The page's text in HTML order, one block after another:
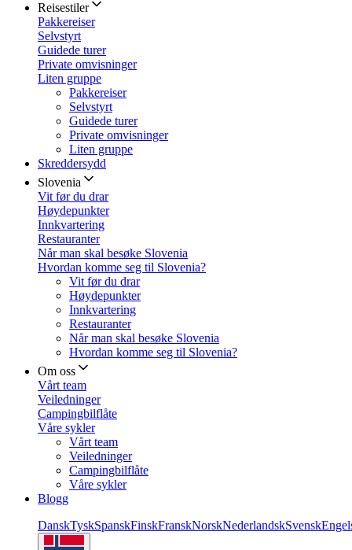
Reisestiler
Pakkereiser
Selvstyrt
Guidede turer
Private omvisninger
Liten gruppe
Pakkereiser
Selvstyrt
Guidede turer
Private omvisninger
Liten gruppe
Skreddersydd
Slovenia
Vit før du drar
Høydepunkter
Innkvartering
Restauranter
Når man skal besøke Slovenia
Hvordan komme seg til Slovenia?
Vit før du drar
Høydepunkter
Innkvartering
Restauranter
Når man skal besøke Slovenia
Hvordan komme seg til Slovenia?
Om oss
Vårt team
Veiledninger
Campingbilflåte
Våre sykler
Vårt team
Veiledninger
Campingbilflåte
Våre sykler
Blogg
DanskTyskSpanskFinskFranskNorskNederlandskSvensk